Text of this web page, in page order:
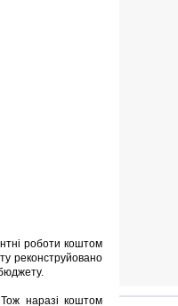
роботи коштом
реконструйовано
наразі коштом